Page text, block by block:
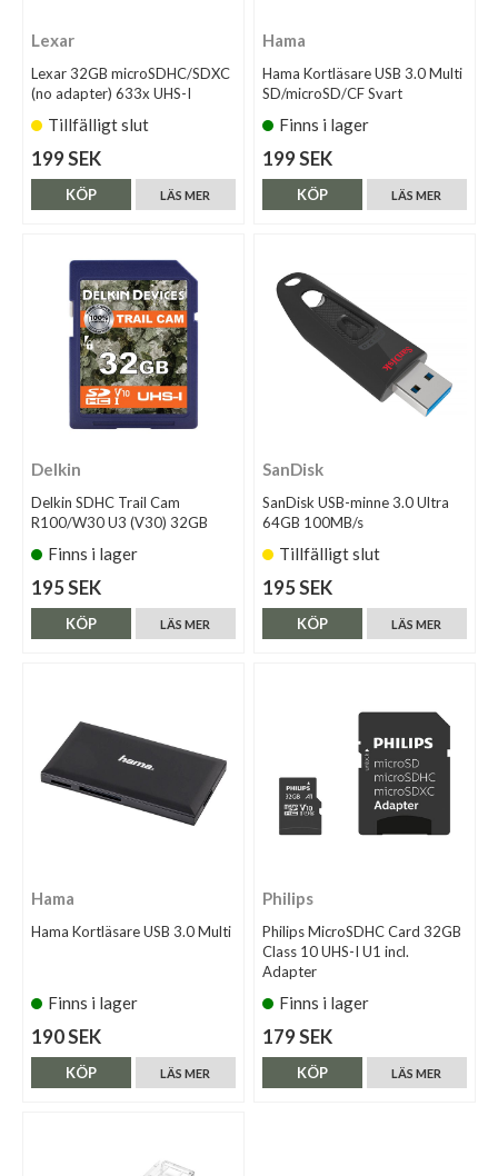
Lexar
Lexar 32GB microSDHC/SDXC
(no adapter) 633x UHS-I
Tillfälligt slut
199 SEK
LÄS MER
KÖP
Hama
Hama Kortläsare USB 3.0 Multi
SD/microSD/CF Svart
Finns i lager
199 SEK
LÄS MER
KÖP
Delkin
Delkin SDHC Trail Cam
R100/W30 U3 (V30) 32GB
Finns i lager
195 SEK
LÄS MER
KÖP
SanDisk
SanDisk USB-minne 3.0 Ultra
64GB 100MB/s
Tillfälligt slut
195 SEK
LÄS MER
KÖP
Hama
Hama Kortläsare USB 3.0 Multi
Finns i lager
190 SEK
LÄS MER
KÖP
Philips
Philips MicroSDHC Card 32GB
Class 10 UHS-I U1 incl.
Adapter
Finns i lager
179 SEK
LÄS MER
KÖP